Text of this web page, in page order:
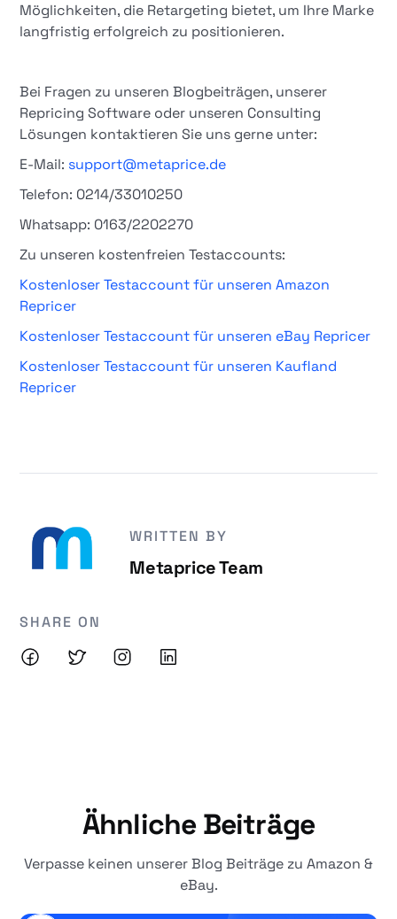
Möglichkeiten, die Retargeting bietet, um Ihre Marke
langfristig erfolgreich zu positionieren.
Bei Fragen zu unseren Blogbeiträgen, unserer
Repricing Software oder unseren Consulting
Lösungen kontaktieren Sie uns gerne unter:
E-Mail: support@metaprice.de
Telefon: 0214/33010250
Whatsapp: 0163/2202270
Zu unseren kostenfreien Testaccounts:
Kostenloser Testaccount für unseren Amazon
Repricer
Kostenloser Testaccount für unseren eBay Repricer
Kostenloser Testaccount für unseren Kaufland
Repricer
WRITTEN BY
Metaprice Team
SHARE ON
Ähnliche Beiträge
Verpasse keinen unserer Blog Beiträge zu Amazon &
eBay.